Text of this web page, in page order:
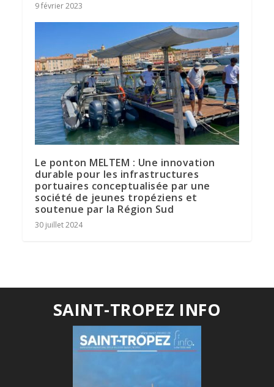
9 février 2023
Le ponton MELTEM : Une innovation
durable pour les infrastructures
portuaires conceptualisée par une
société de jeunes tropéziens et
soutenue par la Région Sud
30 juillet 2024
SAINT-TROPEZ INFO